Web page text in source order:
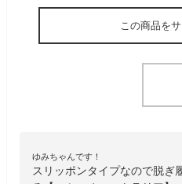
この商品を
ゆみちゃんです！
スリッポンタイプなので脱ぎ